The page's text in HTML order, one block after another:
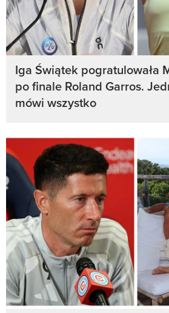
Iga Świątek pogratulowała
po finale Roland Garros.
mówi wszystko